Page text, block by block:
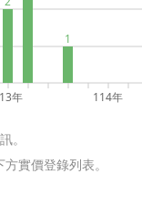
年 114年
1
。
實價登錄列表。